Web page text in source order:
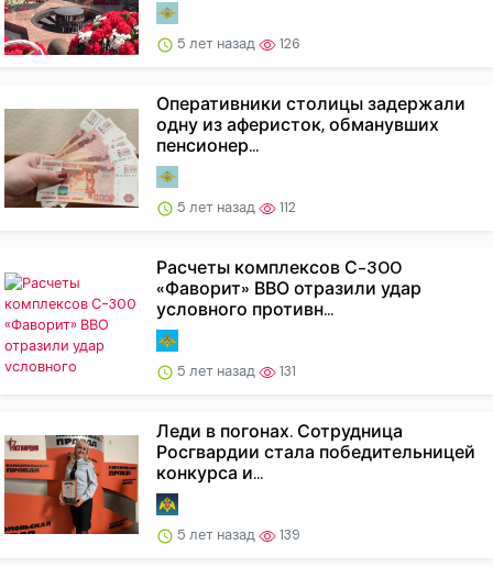
5 лет назад 126
Оперативники столицы задержали
одну из аферисток, обманувших
пенсионер...
5 лет назад 112
Расчеты комплексов С-300
«Фаворит» ВВО отразили удар
условного противн...
5 лет назад 131
Леди в погонах. Сотрудница
Росгвардии стала победительницей
конкурса и...
5 лет назад 139